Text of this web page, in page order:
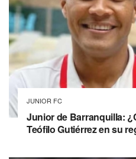
JUNIOR FC
Junior de Barranquilla:
Teófilo Gutiérrez en su